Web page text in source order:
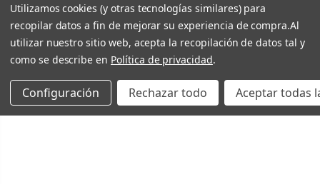
Utilizamos cookies (y otras tecnologías similares) para
recopilar datos a fin de mejorar su experiencia de compra.Al
utilizar nuestro sitio web, acepta la recopilación de datos tal y
como se describe en Política de privacidad.
Configuración Rechazar todo Aceptar todas